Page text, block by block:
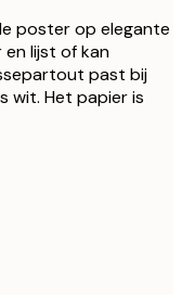
poster op elegante
lijst of kan
past bij
wit. Het papier is